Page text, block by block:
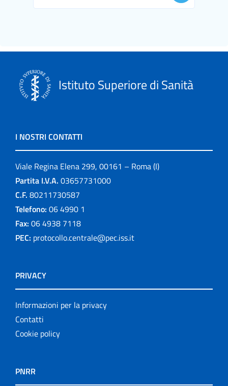
Istituto Superiore di Sanità
I NOSTRI CONTATTI
Viale Regina Elena 299, 00161 – Roma (I)
Partita I.V.A. 03657731000
C.F. 80211730587
Telefono: 06 4990 1
Fax: 06 4938 7118
PEC: protocollo.centrale@pec.iss.it
PRIVACY
Informazioni per la privacy
Contatti
Cookie policy
PNRR